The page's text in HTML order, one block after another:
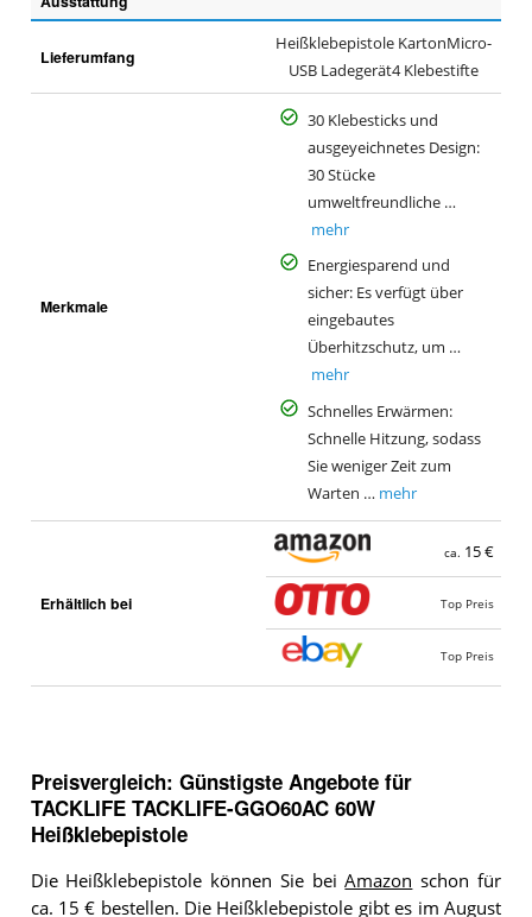
Lieferumfang
Heißklebepistole KartonMicro-
USB Ladegerät4 Klebestifte
Merkmale
30 Klebesticks und
ausgeyeichnetes Design:
30 Stücke
umweltfreundliche …
mehr
Energiesparend und
sicher: Es verfügt über
eingebautes
Überhitzschutz, um …
mehr
Schnelles Erwärmen:
Schnelle Hitzung, sodass
Sie weniger Zeit zum
Warten … mehr
Erhältlich bei
ca. 15 €
Top Preis
Top Preis
Preisvergleich: Günstigste Angebote für
TACKLIFE TACKLIFE-GGO60AC 60W
Heißklebepistole
Die Heißklebepistole können Sie beiAmazon schon für
ca. 15 € bestellen. Die Heißklebepistole gibt es im August